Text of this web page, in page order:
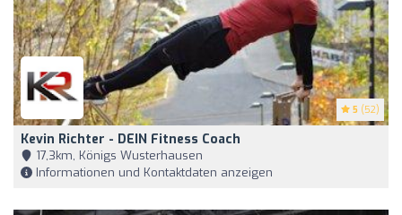
5 (52)
Kevin Richter - DEIN Fitness Coach
17,3km, Königs Wusterhausen
Informationen und Kontaktdaten anzeigen